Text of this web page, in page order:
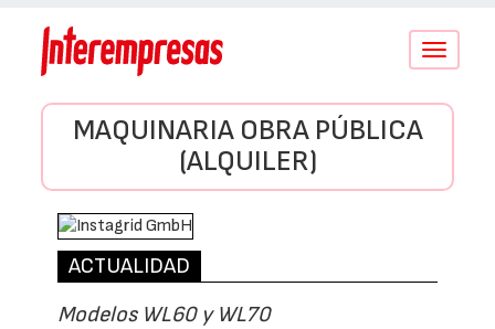
Conmutar
MAQUINARIA OBRA PÚBLICA
(ALQUILER)
ACTUALIDAD
Modelos WL60 y WL70